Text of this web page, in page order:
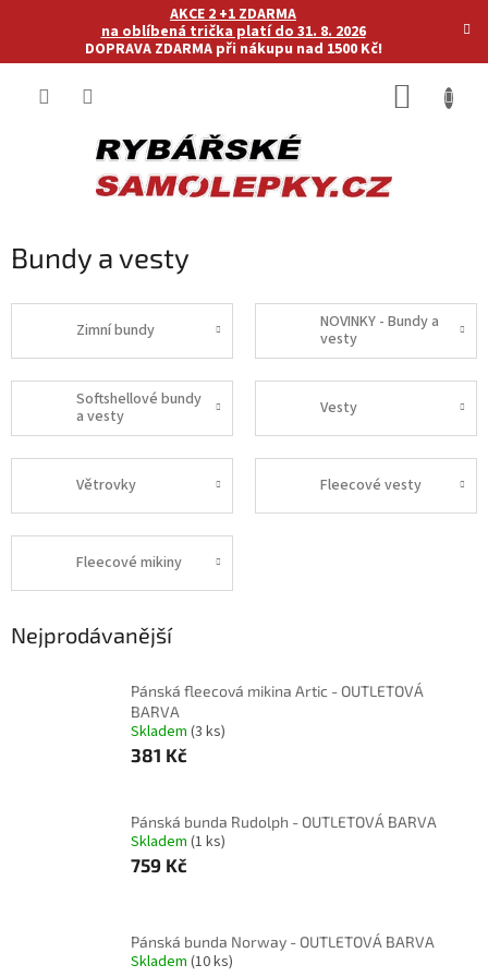
AKCE 2 +1 ZDARMA
na oblíbená trička platí do 31. 8. 2026
DOPRAVA ZDARMA při nákupu nad 1500 Kč!
Bundy a vesty
Zimní bundy
NOVINKY - Bundy a
vesty
Softshellové bundy
a vesty
Vesty
Větrovky Fleecové vesty
Fleecové mikiny
Nejprodávanější
Pánská fleecová mikina Artic - OUTLETOVÁ
BARVA
Skladem (3 ks)
381 Kč
Pánská bunda Rudolph - OUTLETOVÁ BARVA
Skladem (1 ks)
759 Kč
Pánská bunda Norway - OUTLETOVÁ BARVA
Skladem (10 ks)